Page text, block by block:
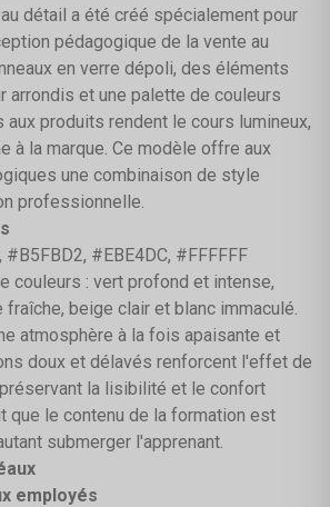
détail a été créé spécialement pour
pédagogique de la vente au
en verre dépoli, des éléments
arrondis et une palette de couleurs
produits rendent le cours lumineux,
à la marque. Ce modèle offre aux
une combinaison de style
professionnelle.
#EBE4DC, #FFFFFF
couleurs : vert profond et intense,
fraîche, beige clair et blanc immaculé.
atmosphère à la fois apaisante et
doux et délavés renforcent l'effet de
la lisibilité et le confort
que le contenu de la formation est
submerger l'apprenant.
employés